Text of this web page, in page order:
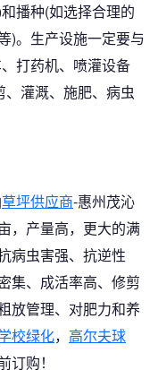
播种(如选择合理的
)。生产设施一定要与
打药机、喷灌设备
灌溉、施肥、病虫
草坪供应商-惠州茂沁
，产量高，更大的满
病虫害强、抗逆性
集、成活率高、修剪
放管理、对肥力和养
校绿化， 高尔夫球
购！